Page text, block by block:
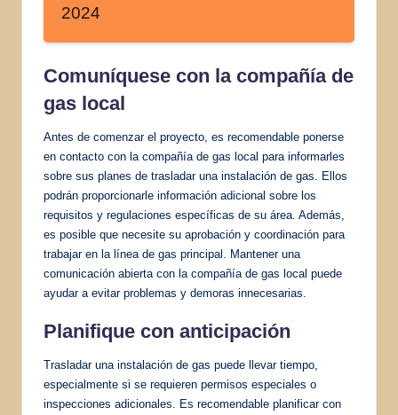
2024
Comuníquese con la compañía de
gas local
Antes de comenzar el proyecto, es recomendable ponerse
en contacto con la compañía de gas local para informarles
sobre sus planes de trasladar una instalación de gas. Ellos
podrán proporcionarle información adicional sobre los
requisitos y regulaciones específicas de su área. Además,
es posible que necesite su aprobación y coordinación para
trabajar en la línea de gas principal. Mantener una
comunicación abierta con la compañía de gas local puede
ayudar a evitar problemas y demoras innecesarias.
Planifique con anticipación
Trasladar una instalación de gas puede llevar tiempo,
especialmente si se requieren permisos especiales o
inspecciones adicionales. Es recomendable planificar con